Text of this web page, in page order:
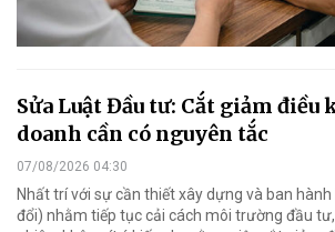
Sửa Luật Đầu tư: Cắt giảm
doanh cần có nguyên tắc
07/08/2026 04:30
Nhất trí với sự cần thiết xây dựng và ban
đổi) nhằm tiếp tục cải cách môi trường đầu